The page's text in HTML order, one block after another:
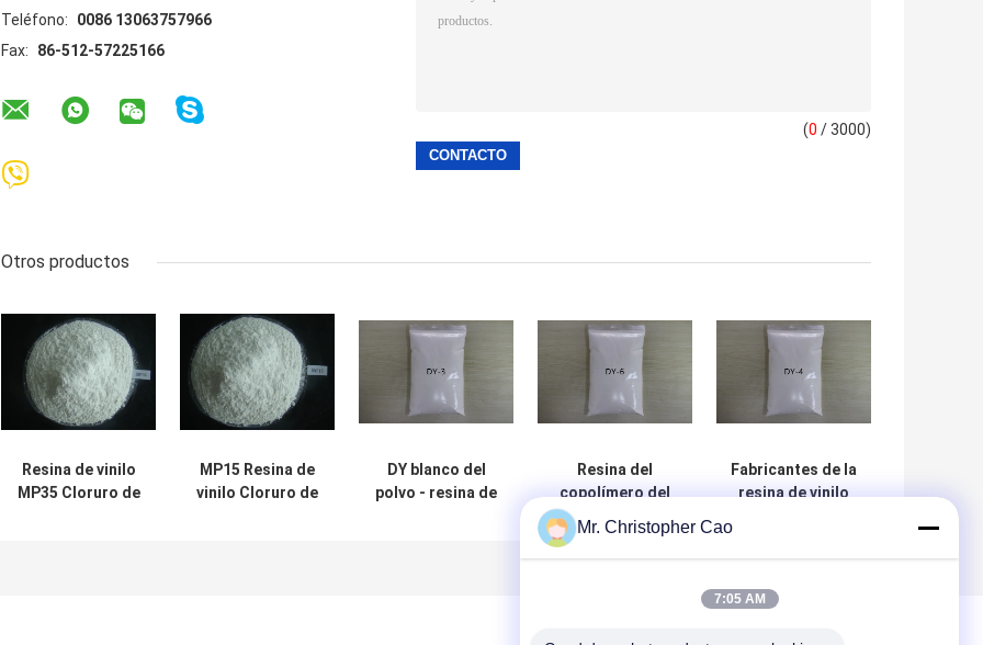
Teléfono:
0086 13063757966
Fax:
86-512-57225166
(0 / 3000)
Otros productos
Resina de vinilo
MP35 Cloruro de
MP15 Resina de
vinilo Cloruro de
DY blanco del
polvo - resina de
Resina del
copolímero del
acetato del vinilo
del cloruro de
vinilo DY-6 usada
Fabricantes de la
resina de vinilo
pegamento del
PVC y de la
tarjeta magnética
Mr. Christopher Cao
7:05 AM